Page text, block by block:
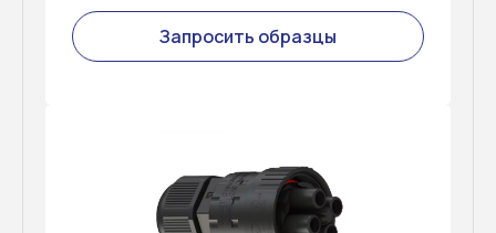
Запросить образцы